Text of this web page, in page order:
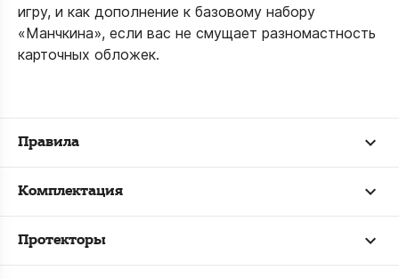
игру, и как дополнение к базовому набору
«Манчкина», если вас не смущает разномастность
карточных обложек.
Правила
Комплектация
Протекторы